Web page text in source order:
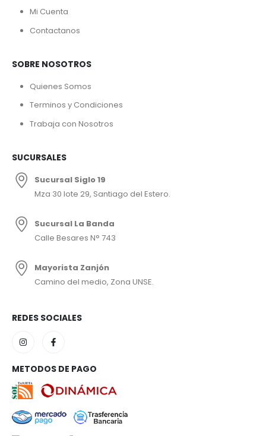
Mi Cuenta
Contactanos
SOBRE NOSOTROS
Quienes Somos
Terminos y Condiciones
Trabaja con Nosotros
SUCURSALES
Sucursal Siglo 19
Mza 30 lote 29, Santiago del Estero.
Sucursal La Banda
Calle Besares N° 743
Mayorista Zanjón
Camino del medio, Zona UNSE.
REDES SOCIALES
METODOS DE PAGO